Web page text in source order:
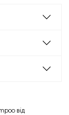
від